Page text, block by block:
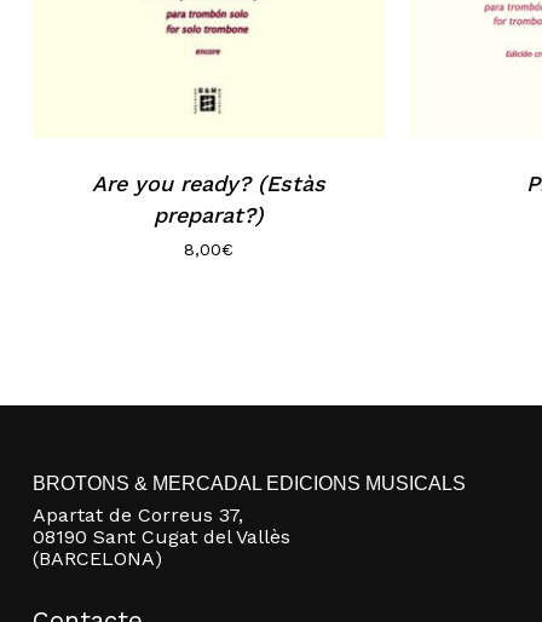
Are you ready? (Estàs
preparat?)
8,00€
BROTONS & MERCADAL EDICIONS MUSICALS
Apartat de Correus 37,
08190 Sant Cugat del Vallès
(BARCELONA)